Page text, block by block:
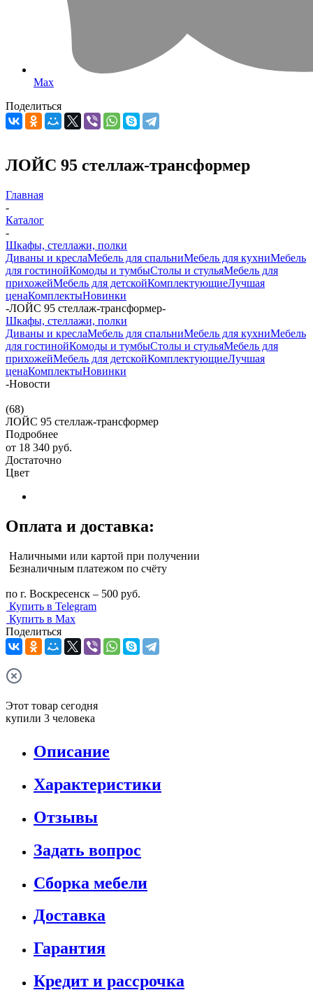
Max
Поделиться
ЛОЙС 95 стеллаж-трансформер
Главная
-
Каталог
-
Шкафы, стеллажи, полки
Диваны и креслаМебель для спальниМебель для кухниМебель
для гостинойКомоды и тумбыСтолы и стульяМебель для
прихожейМебель для детскойКомплектующиеЛучшая
ценаКомплектыНовинки
-ЛОЙС 95 стеллаж-трансформер-
Шкафы, стеллажи, полки
Диваны и креслаМебель для спальниМебель для кухниМебель
для гостинойКомоды и тумбыСтолы и стульяМебель для
прихожейМебель для детскойКомплектующиеЛучшая
ценаКомплектыНовинки
-Новости
(68)
ЛОЙС 95 стеллаж-трансформер
Подробнее
от 18 340 руб.
Достаточно
Цвет
Оплата и доставка:
Наличными или картой при получении
Безналичным платежом по счёту
по г. Воскресенск – 500 руб.
Купить в Telegram
Купить в Max
Поделиться
Этот товар сегодня
купили 3 человека
Описание
Характеристики
Отзывы
Задать вопрос
Сборка мебели
Доставка
Гарантия
Кредит и рассрочка